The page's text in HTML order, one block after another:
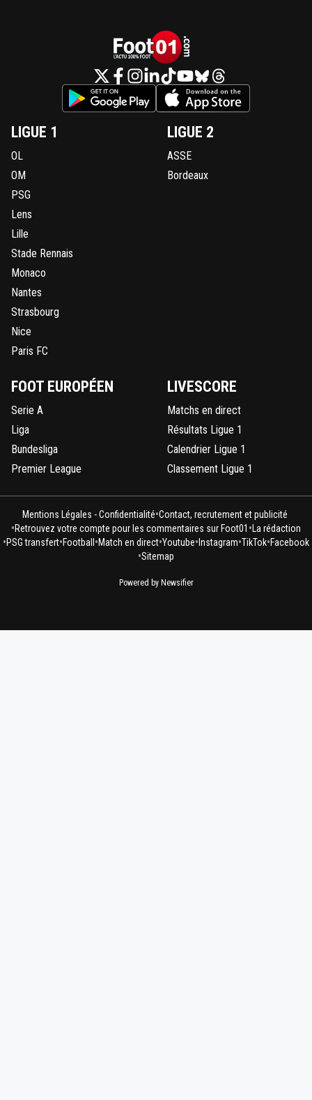
LIGUE 1
OL
OM
PSG
Lens
Lille
Stade Rennais
Monaco
Nantes
Strasbourg
Nice
Paris FC
LIGUE 2
ASSE
Bordeaux
FOOT EUROPÉEN
Serie A
Liga
Bundesliga
Premier League
LIVESCORE
Matchs en direct
Résultats Ligue 1
Calendrier Ligue 1
Classement Ligue 1
Mentions Légales - Confidentialité•Contact, recrutement et publicité
•Retrouvez votre compte pour les commentaires sur Foot01 • La rédaction
•PSG transfert•Football •Match en direct•Youtube• Instagram•TikTok•Facebook
•Sitemap
Powered by Newsifier